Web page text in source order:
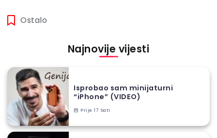
Ostalo
Najnovije vijesti
Isprobao sam minijaturni
“iPhone” (VIDEO)
Prije 17 Sati